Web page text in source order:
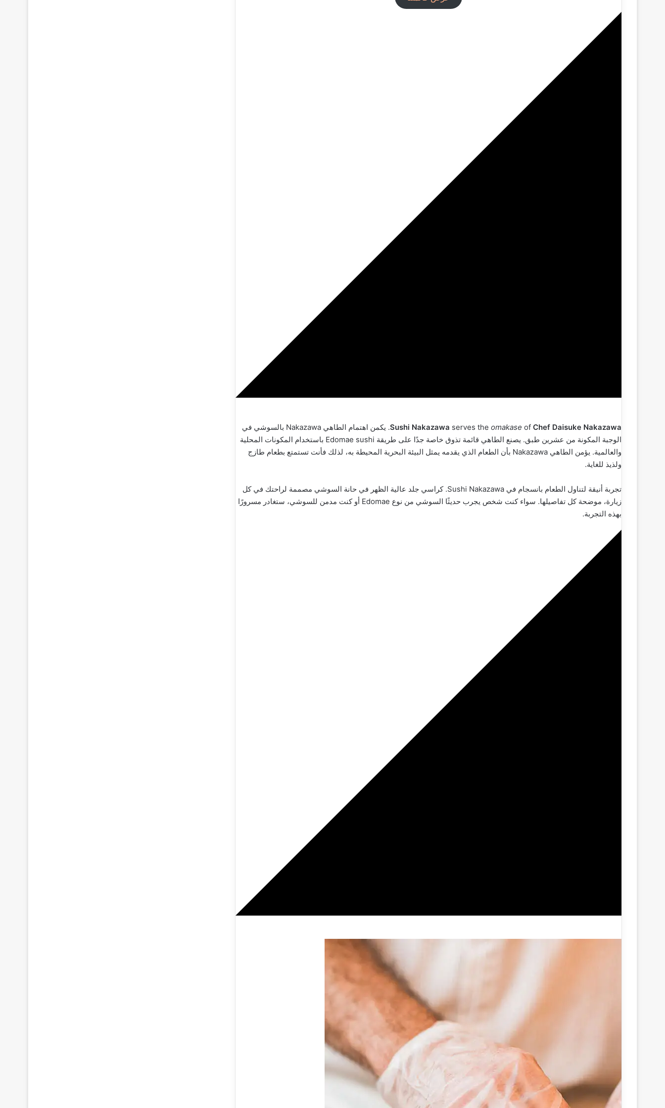
Sushi Nakazawa serves the omakase of Chef Daisuke Nakazawa‏
. يكمن اهتمام الطاهي Nakazawa بالسوشي في
الوجبة المكونة من عشرين طبق. يصنع الطاهي قائمة تذوق خاصة جدًا على طريقة Edomae sushi باستخدام المكونات المحلية
والعالمية. يؤمن الطاهي Nakazawa بأن الطعام الذي يقدمه يمثل البيئة البحرية المحيطة به، لذلك فأنت تستمتع بطعام طازج
ولذيذ للغاية.
تجربة أنيقة لتناول الطعام بانسجام في Sushi Nakazawa‏. كراسي جلد عالية الظهر في حانة السوشي مصممة لراحتك في كل
زيارة، موضحة كل تفاصيلها. سواء كنت شخص يجرب حديثًا السوشي من نوع Edomae أو كنت مدمن للسوشي، ستغادر مسرورًا
بهذه التجربة.